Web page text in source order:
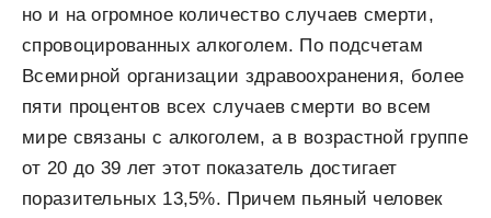
но и на огромное количество случаев смерти,
спровоцированных алкоголем. По подсчетам
Всемирной организации здравоохранения, более
пяти процентов всех случаев смерти во всем
мире связаны с алкоголем, а в возрастной группе
от 20 до 39 лет этот показатель достигает
поразительных 13,5%. Причем пьяный человек